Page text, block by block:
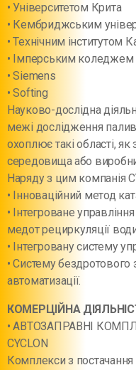
• Університетом Крита
• Кембриджським
• Технічним інститутом
• Імперським
• Siemens
• Softing
Науково-дослідна
межі дослідження палив
охоплює такі області,
середовища або
Наряду з цим компанія
• Інноваційний метод
• Інтегроване
медот рециркуляції
• Інтегровану систему
• Систему бездротового
автоматизації.
КОМЕРЦІЙНА
• АВТОЗАПРАВНІ
СYCLON
Комплекси з